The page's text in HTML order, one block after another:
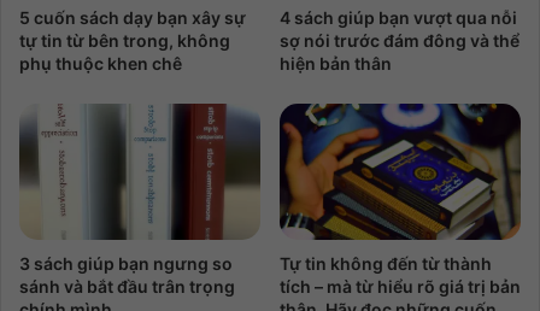
5 cuốn sách dạy bạn xây sự
tự tin từ bên trong, không
phụ thuộc khen chê
4 sách giúp bạn vượt qua nỗi
sợ nói trước đám đông và thể
hiện bản thân
3 sách giúp bạn ngưng so
sánh và bắt đầu trân trọng
Tự tin không đến từ thành
tích – mà từ hiểu rõ giá trị bản